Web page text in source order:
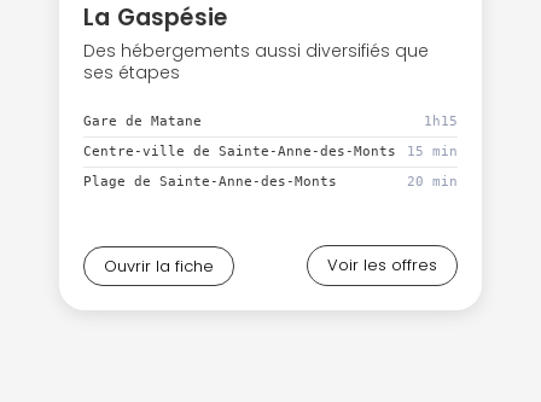
La Gaspésie
Des hébergements aussi diversifiés que
ses étapes
Gare de Matane
1h15
Centre-ville de Sainte-Anne-des-Monts
15 min
Plage de Sainte-Anne-des-Monts
20 min
Ouvrir la fiche Voir les offres